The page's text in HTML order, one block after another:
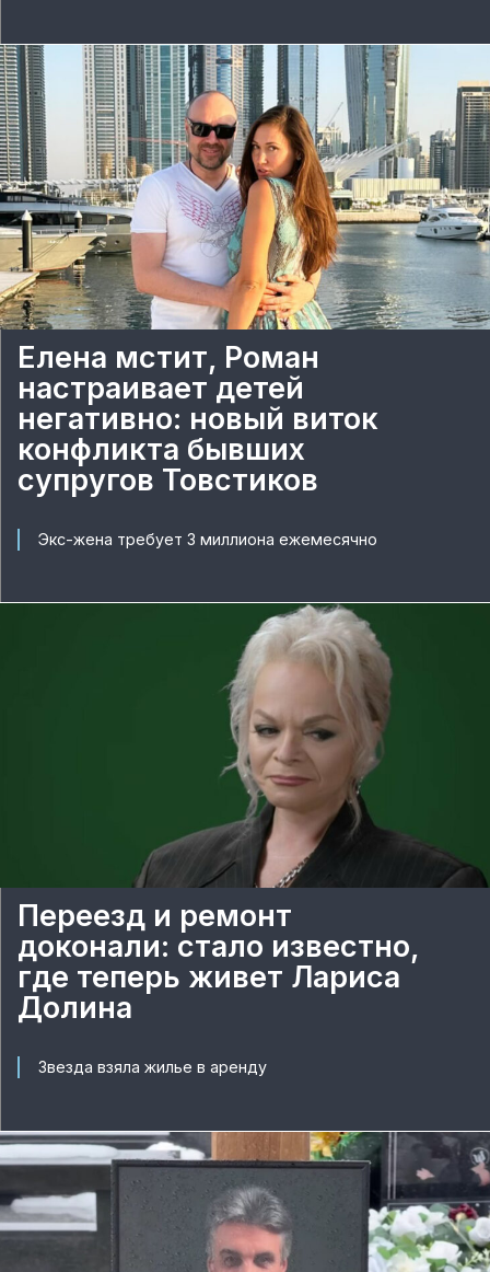
Елена мстит, Роман
настраивает детей
негативно: новый виток
конфликта бывших
супругов Товстиков
Экс-жена требует 3 миллиона ежемесячно
Переезд и ремонт
доконали: стало известно,
где теперь живет Лариса
Долина
Звезда взяла жилье в аренду